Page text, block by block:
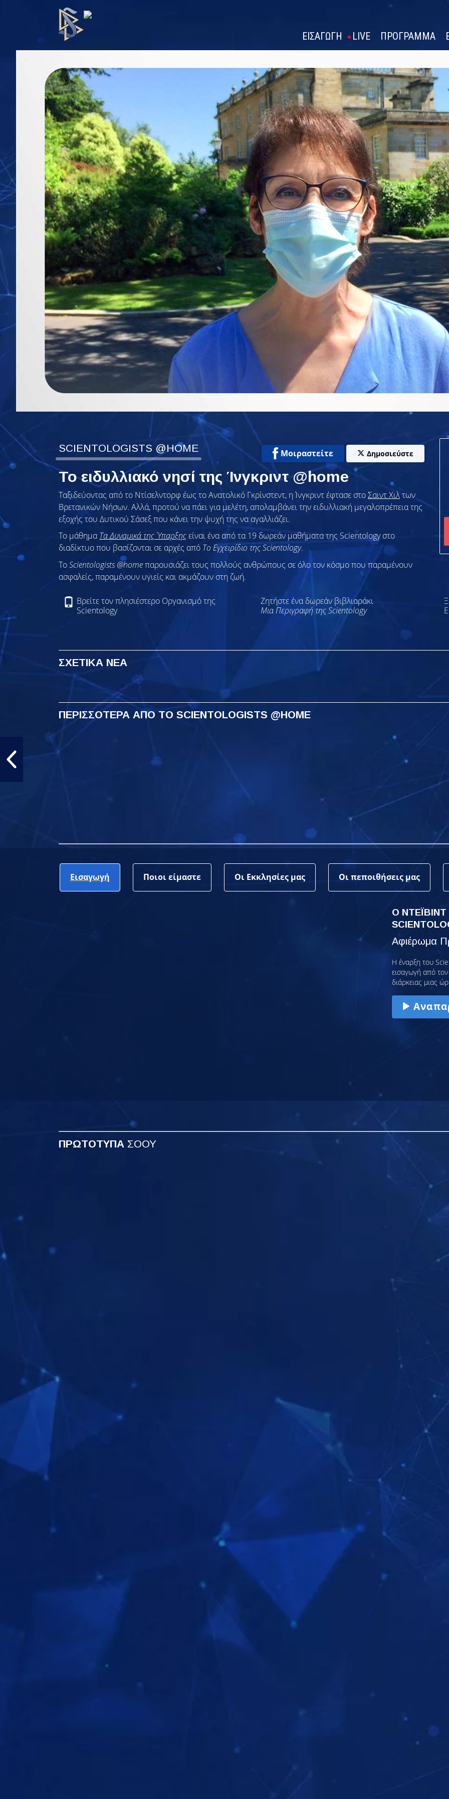
ΕΙΣΑΓΩΓΗ LIVE ΠΡΟΓΡΑΜΜΑ
SCIENTOLOGISTS @HOME Μοιραστείτε Δημοσιεύστε
Το ειδυλλιακό νησί της Ίνγκριντ @home
Ταξιδεύοντας από το Ντίσελντορφ έως το Ανατολικό Γκρίνστεντ, η Ίνγκριντ έφτασε στοΣαιντ Χιλτων
Βρετανικών Νήσων. Αλλά, προτού να πάει για μελέτη, απολαμβάνει την ειδυλλιακή μεγαλοπρέπεια της
εξοχής του Δυτικού Σάσεξ που κάνει την ψυχή της να αγαλλιάζει.
Το μάθημαΤα Δυναμικά της Ύπαρξηςείναι ένα από τα 19 δωρεάν μαθήματα της Scientology στο
διαδίκτυο που βασίζονται σε αρχές από Το Εγχειρίδιο της Scientology.
ToScientologists @homeπαρουσιάζει τους πολλούς ανθρώπους σε όλο τον κόσμο που παραμένουν
ασφαλείς, παραμένουν υγιείς και ακμάζουν στη ζωή.
Βρείτε τον πλησιέστερο Οργανισμό της
Scientology
Ζητήστε ένα δωρεάν βιβλιαράκι
Μια Περιγραφή της Scientology
ΣΧΕΤΙΚΑ ΝΕΑ
ΠΕΡΙΣΣΟΤΕΡΑ ΑΠΟ ΤΟ SCIENTOLOGISTS @HOME
Η Πάλμα μάς λέει για τις
Εισαγωγή Ποιοι είμαστε Οι Εκκλησίες μας Οι πεποιθήσεις μας
Ο
Αφιέρωμα
Η έναρξη του
εισαγωγή από τον
διάρκειας μιας
ΠΡΩΤΟΤΥΠΑ ΣΟΟΥ
ΕΞΕΡΕΥΝΗΣΤΕ ΤΗ ΣΕΙΡΑ ΠΑΡΑΚΟΛΟΥΘΗΣΤΕ